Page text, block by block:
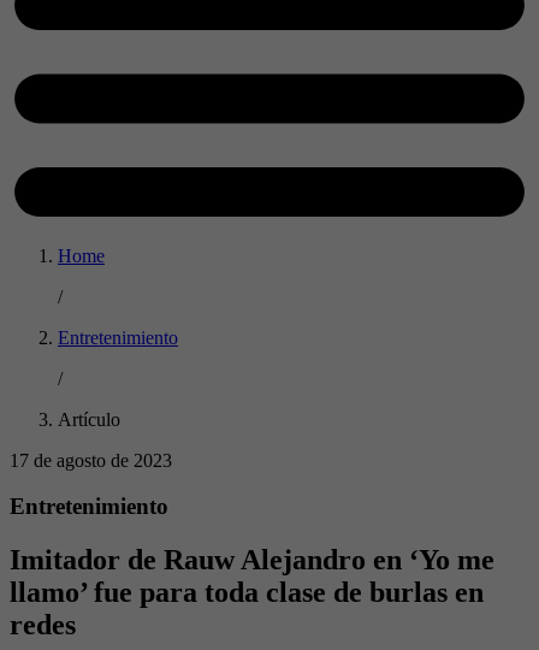
Home
/
Entretenimiento
/
Artículo
17 de agosto de 2023
Entretenimiento
Imitador de Rauw Alejandro en ‘Yo me
llamo’ fue para toda clase de burlas en
redes